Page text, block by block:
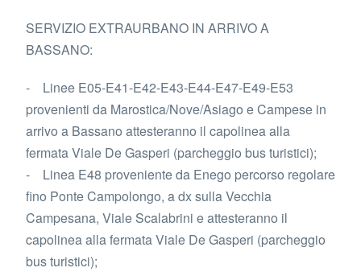
SERVIZIO EXTRAURBANO IN ARRIVO A
BASSANO:
- Linee E05-E41-E42-E43-E44-E47-E49-E53
provenienti da Marostica/Nove/Asiago e Campese in
arrivo a Bassano attesteranno il capolinea alla
fermata Viale De Gasperi (parcheggio bus turistici);
- Linea E48 proveniente da Enego percorso regolare
fino Ponte Campolongo, a dx sulla Vecchia
Campesana, Viale Scalabrini e attesteranno il
capolinea alla fermata Viale De Gasperi (parcheggio
bus turistici);